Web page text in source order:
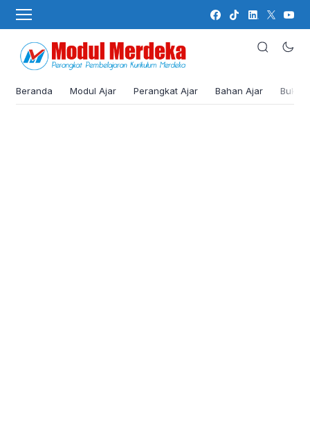
Beranda Modul Ajar Perangkat Ajar Bahan Ajar Buku